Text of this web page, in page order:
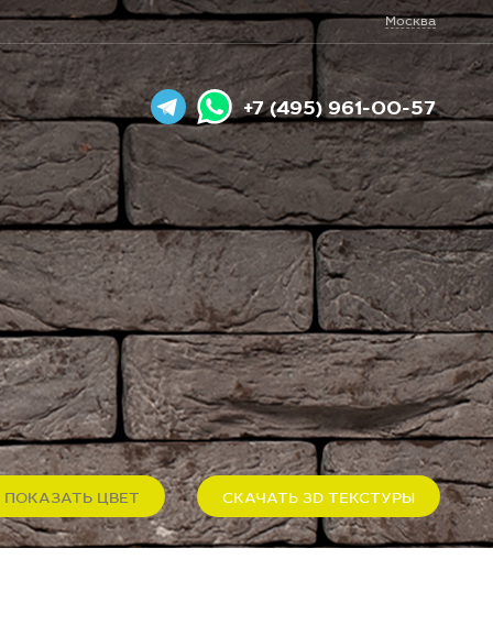
Москва
+7 (495) 961-00-57
ПОКАЗАТЬ ЦВЕТ СКАЧАТЬ 3D ТЕКСТУРЫ